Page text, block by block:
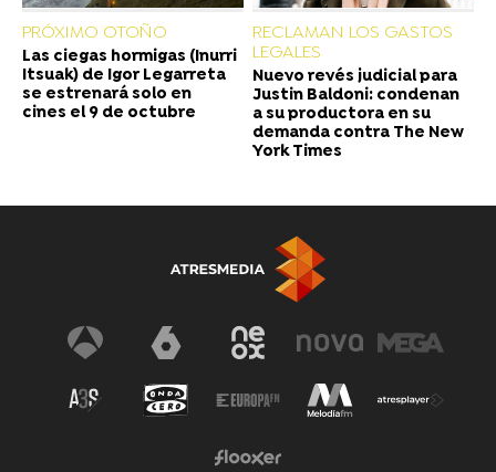
PRÓXIMO OTOÑO
Las ciegas hormigas (Inurri
Itsuak) de Igor Legarreta
se estrenará solo en
cines el 9 de octubre
RECLAMAN LOS GASTOS
LEGALES
Nuevo revés judicial para
Justin Baldoni: condenan
a su productora en su
demanda contra The New
York Times